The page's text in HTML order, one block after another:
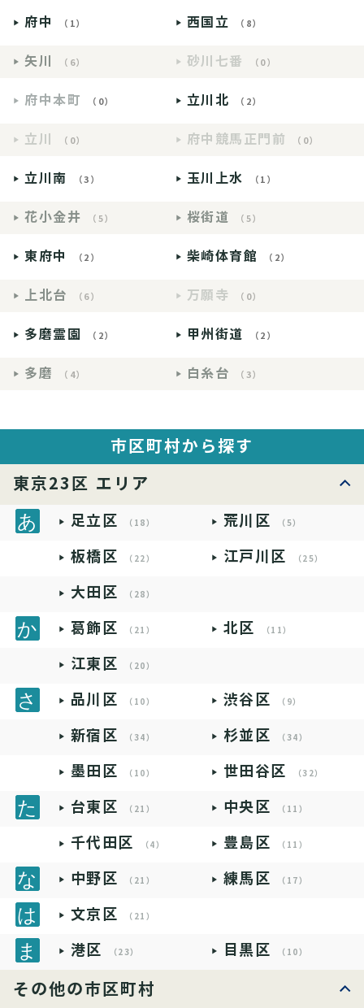
府中 （1） 西国立 （8）
矢川 （6） 砂川七番 （0）
府中本町 （0） 立川北 （2）
立川 （0） 府中競馬正門前 （0）
立川南 （3） 玉川上水 （1）
花小金井 （5） 桜街道 （5）
東府中 （2） 柴崎体育館 （2）
上北台 （6） 万願寺 （0）
多磨霊園 （2） 甲州街道 （2）
多磨 （4） 白糸台 （3）
市区町村から探す
東京23区 エリア
足立区 （18） 荒川区 （5）
板橋区 （22） 江戸川区 （25）
大田区 （28）
葛飾区 （21） 北区 （11）
江東区 （20）
品川区 （10） 渋谷区 （9）
新宿区 （34） 杉並区 （34）
墨田区 （10） 世田谷区 （32）
台東区 （21） 中央区 （11）
千代田区 （4） 豊島区 （11）
中野区 （21） 練馬区 （17）
文京区 （21）
港区 （23） 目黒区 （10）
その他の市区町村